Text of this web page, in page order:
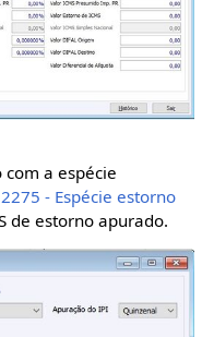
a espécie
2275 - Espécie estorno
de estorno apurado.